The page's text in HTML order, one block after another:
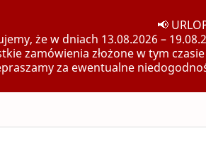
📢
że w dniach 13.08.2026 –
zamówienia złożone w tym
za ewentualne